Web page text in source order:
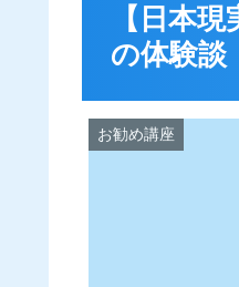
【日本
の体験談
お勧め講座